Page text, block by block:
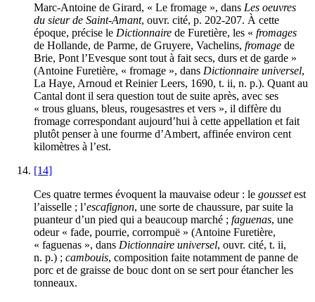
Marc-Antoine de Girard, « Le fromage », dans Les oeuvres
du sieur de Saint-Amant, ouvr. cité, p. 202-207. À cette
époque, précise le Dictionnaire de Furetière, les « fromages
de Hollande, de Parme, de Gruyere, Vachelins, fromage de
Brie, Pont l’Evesque sont tout à fait secs, durs et de garde »
(Antoine Furetière, « fromage », dans Dictionnaire universel,
La Haye, Arnoud et Reinier Leers, 1690, t. ii, n. p.). Quant au
Cantal dont il sera question tout de suite après, avec ses
« trous gluans, bleus, rougesastres et vers », il diffère du
fromage correspondant aujourd’hui à cette appellation et fait
plutôt penser à une fourme d’Ambert, affinée environ cent
kilomètres à l’est.
[14]
Ces quatre termes évoquent la mauvaise odeur : le goussetest
l’aisselle ; l’escafignon, une sorte de chaussure, par suite la
puanteur d’un pied qui a beaucoup marché ; faguenas, une
odeur « fade, pourrie, corrompuë » (Antoine Furetière,
« faguenas », dans Dictionnaire universel, ouvr. cité, t. ii,
n. p.) ; cambouis, composition faite notamment de panne de
porc et de graisse de bouc dont on se sert pour étancher les
tonneaux.